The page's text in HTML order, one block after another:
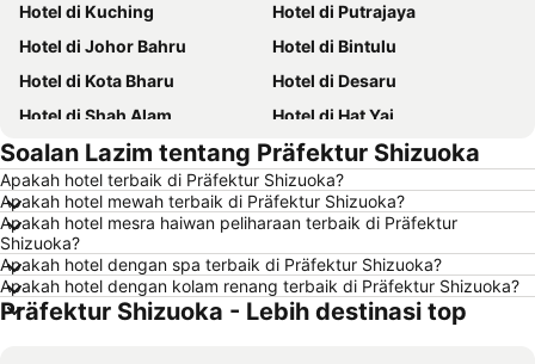
Hotel di Kuching
Hotel di Putrajaya
Hotel di Johor Bahru
Hotel di Bintulu
Hotel di Kota Bharu
Hotel di Desaru
Hotel di Shah Alam
Hotel di Hat Yai
Hotel di Batu Ferringhi
Hotel di Miri
Hotel di Georgetown
Hotel di Alor Setar
Hotel di Taiping
Hotel di Singapore
Hotel di Seremban
Hotel di Cherating
Hotel di Brinchang
Hotel di Penang
Hotel di Kelantan
Hotel di Selangor
Soalan Lazim tentang Präfektur Shizuoka
Apakah hotel terbaik di Präfektur Shizuoka?
Apakah hotel mewah terbaik di Präfektur Shizuoka?
Apakah hotel mesra haiwan peliharaan terbaik di Präfektur
Shizuoka?
Apakah hotel dengan spa terbaik di Präfektur Shizuoka?
Apakah hotel dengan kolam renang terbaik di Präfektur Shizuoka?
Präfektur Shizuoka - Lebih destinasi top